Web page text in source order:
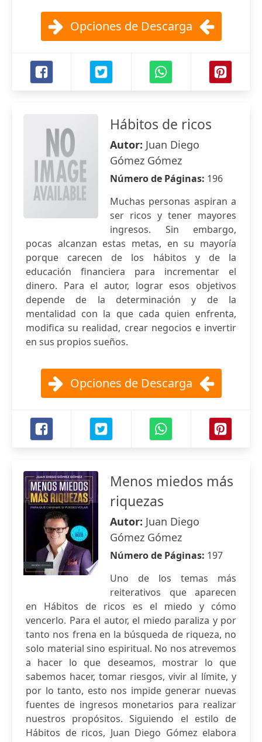
Opciones de Descarga
Hábitos de ricos
Autor: Juan Diego
Gómez Gómez
Número de Páginas: 196
Muchas personas aspiran a
ser ricos y tener mayores
ingresos. Sin embargo,
pocas alcanzan estas metas, en su mayoría
porque carecen de los hábitos y de la
educación financiera para incrementar el
dinero. Para el autor, lograr esos objetivos
depende de la determinación y de la
mentalidad con la que cada quien enfrenta,
modifica su realidad, crear negocios e invertir
en sus propios sueños.
Opciones de Descarga
Menos miedos más
riquezas
Autor: Juan Diego
Gómez Gómez
Número de Páginas: 197
Uno de los temas más
reiterativos que aparecen
en Hábitos de ricos es el miedo y cómo
vencerlo. Para el autor, el miedo paraliza y por
tanto nos frena en la búsqueda de riqueza, no
solo material sino espiritual. No nos atrevemos
a hacer lo que deseamos, mostrar lo que
sabemos hacer, tomar riesgos, vivir al límite, y
por lo tanto, esto nos impide generar nuevas
fuentes de ingresos monetarios para realizar
nuestros propósitos. Siguiendo el estilo de
Hábitos de ricos, Juan Diego Gómez elabora